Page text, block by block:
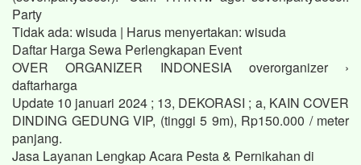
Party
Tidak ada: wisuda ‎| Harus menyertakan: wisuda
Daftar Harga Sewa Perlengkapan Event
OVER ORGANIZER INDONESIA overorganizer ›
daftarharga
Update 10 januari 2024 ; 13, DEKORASI ; a, KAIN COVER
DINDING GEDUNG VIP, (tinggi 5 9m), Rp150.000 / meter
panjang.
Jasa Layanan Lengkap Acara Pesta & Pernikahan di